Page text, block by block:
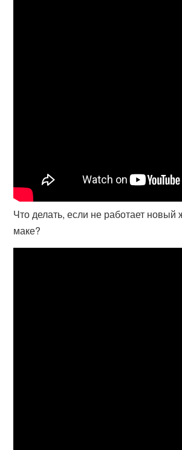
Что делать, если не работает новый
маке?